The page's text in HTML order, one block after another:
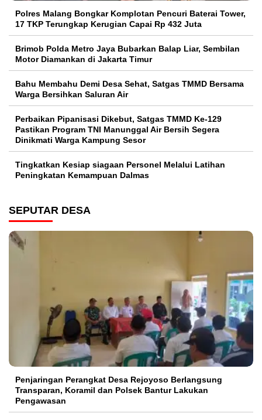
Polres Malang Bongkar Komplotan Pencuri Baterai Tower,
17 TKP Terungkap Kerugian Capai Rp 432 Juta
Brimob Polda Metro Jaya Bubarkan Balap Liar, Sembilan
Motor Diamankan di Jakarta Timur
Bahu Membahu Demi Desa Sehat, Satgas TMMD Bersama
Warga Bersihkan Saluran Air
Perbaikan Pipanisasi Dikebut, Satgas TMMD Ke-129
Pastikan Program TNI Manunggal Air Bersih Segera
Dinikmati Warga Kampung Sesor
Tingkatkan Kesiap siagaan Personel Melalui Latihan
Peningkatan Kemampuan Dalmas
SEPUTAR DESA
Penjaringan Perangkat Desa Rejoyoso Berlangsung
Transparan, Koramil dan Polsek Bantur Lakukan
Pengawasan